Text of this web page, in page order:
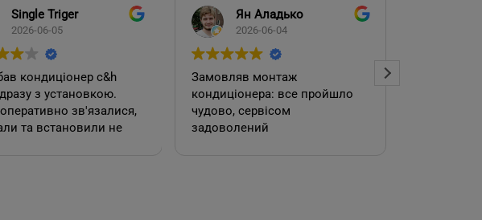
Single Triger
2026-06-05
кондиціонер c&h
з установкою.
зв'язалися,
та встановили не
акційної
Ян Аладько
2026-06-04
Замовляв монтаж
кондиціонера: все пройшло
чудово, сервісом
задоволений